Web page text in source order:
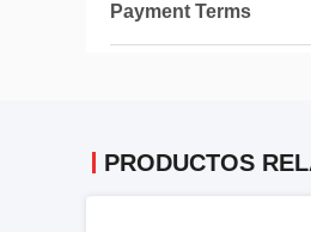
Payment Terms